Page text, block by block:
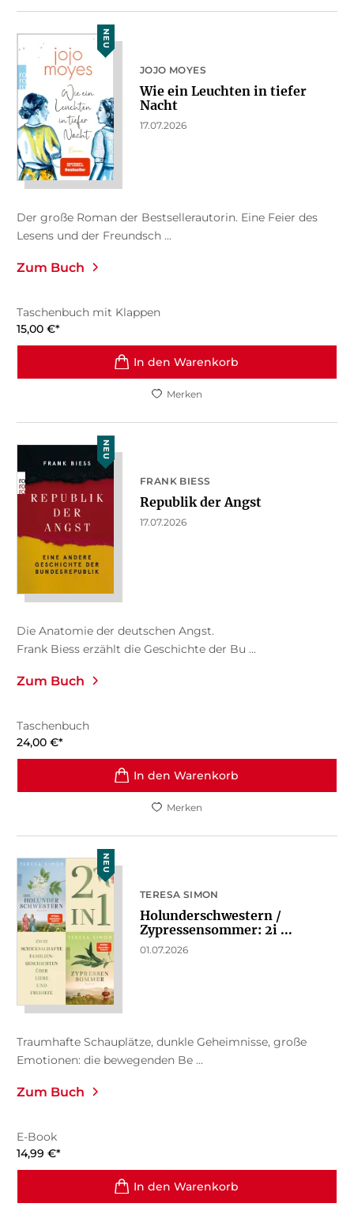
NEU
JOJO MOYES
Wie ein Leuchten in tiefer
Nacht
17.07.2026
Der große Roman der Bestsellerautorin. Eine Feier des
Lesens und der Freundsch ...
Zum Buch
Taschenbuch mit Klappen
15,00 €*
In den Warenkorb
Merken
NEU
FRANK BIESS
Republik der Angst
17.07.2026
Die Anatomie der deutschen Angst.
Frank Biess erzählt die Geschichte der Bu ...
Zum Buch
Taschenbuch
24,00 €*
In den Warenkorb
Merken
NEU
TERESA SIMON
Holunderschwestern /
Zypressensommer: 2i ...
01.07.2026
Traumhafte Schauplätze, dunkle Geheimnisse, große
Emotionen: die bewegenden Be ...
Zum Buch
E-Book
14,99 €*
In den Warenkorb